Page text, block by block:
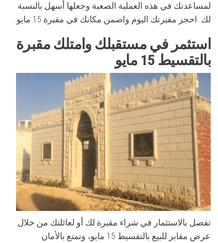
لمساعدتك في هذه العملية الصعبة وجعلها أسهل بالنسبة
لك. احجز مقبرتك اليوم واضمن مكانك في مقبرة 15 مايو.
استثمر في مستقبلك وامتلك مقبرة
بالتقسيط 15 مايو
تفضل بالاستثمار في شراء مقبرة لك أو لعائلتك من خلال
عرض مقابر للبيع بالتقسيط 15 مايو، وتمتع بالأمان